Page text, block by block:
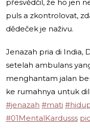
přesvědčil, že ho jen
puls a zkontrolovat,
dědeček je naživu.
Jenazah pria di India,
setelah ambulans
menghantam jalan
ke rumahnya untuk
#jenazah #mati
#01MentalKardusss